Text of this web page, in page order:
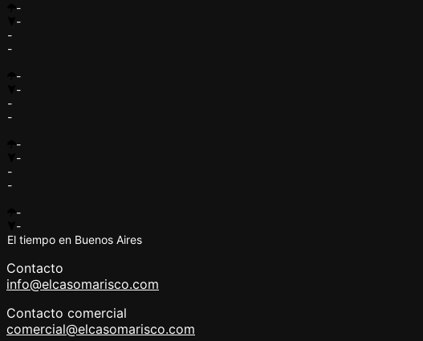
-
-
-
-
-
-
-
-
-
-
-
-
-
-
El tiempo en Buenos Aires
Contacto
info@elcasomarisco.com
Contacto comercial
comercial@elcasomarisco.com